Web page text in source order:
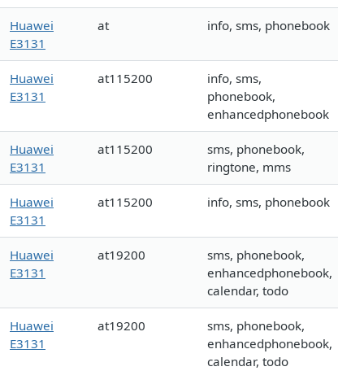
Huawei
E3131
at info, sms, phonebook
Huawei
E3131
at115200
info, sms,
phonebook,
enhancedphonebook
Huawei
E3131
at115200
sms, phonebook,
ringtone, mms
Huawei
E3131
at115200 info, sms, phonebook
Huawei
E3131
at19200
sms, phonebook,
enhancedphonebook,
calendar, todo
Huawei
E3131
at19200
sms, phonebook,
enhancedphonebook,
calendar, todo